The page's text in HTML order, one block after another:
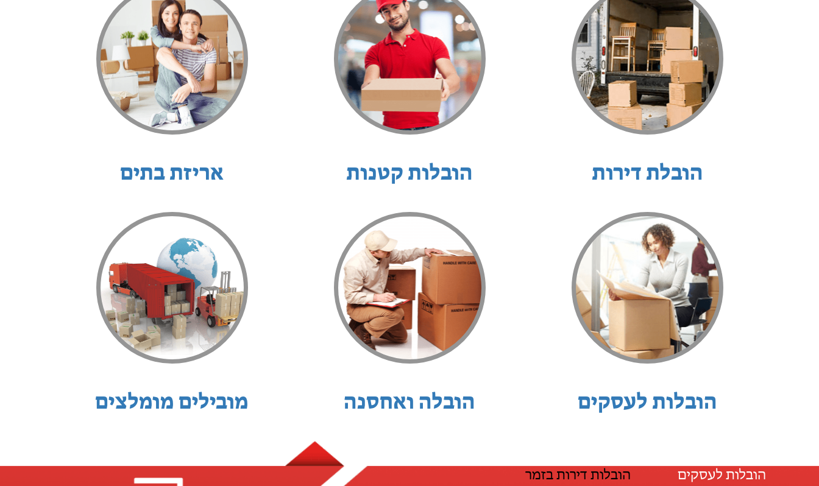
אריזת בתים הובלות קטנות הובלת דירות
מובילים מומלצים הובלה ואחסנה הובלות לעסקים
הובלות לעסקים הובלות דירות בזמר